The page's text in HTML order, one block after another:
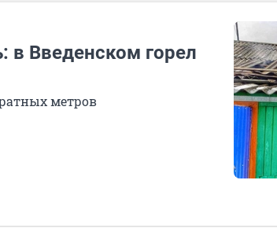
в Введенском горел
метров